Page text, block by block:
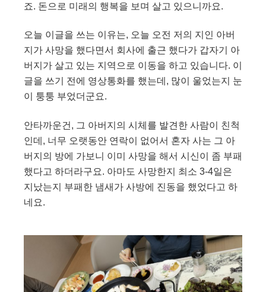
죠. 돈으로 미래의 행복을 보며 살고 있으니까요.
오늘 이글을 쓰는 이유는, 오늘 오전 저의 지인 아버
지가 사망을 했다면서 회사에 출근 했다가 갑자기 아
버지가 살고 있는 지역으로 이동을 하고 있습니다. 이
글을 쓰기 전에 영상통화를 했는데, 많이 울었는지 눈
이 퉁퉁 부었더군요.
안타까운건, 그 아버지의 시체를 발견한 사람이 친척
인데, 너무 오랫동안 연락이 없어서 혼자 사는 그 아
버지의 방에 가보니 이미 사망을 해서 시신이 좀 부패
했다고 하더라구요. 아마도 사망한지 최소 3-4일은
지났는지 부패한 냄새가 사방에 진동을 했었다고 하
네요.